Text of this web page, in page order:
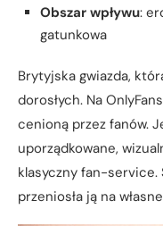
Obszar wpływu:
gatunkowa
Brytyjska gwiazda,
dorosłych. Na
cenioną przez fanów.
uporządkowane,
klasyczny fan-service.
przeniosła ją na